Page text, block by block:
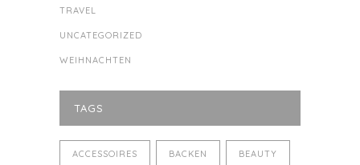
TRAVEL
UNCATEGORIZED
WEIHNACHTEN
TAGS
ACCESSOIRES BACKEN BEAUTY